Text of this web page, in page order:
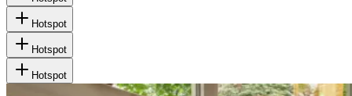
Hotspot
Hotspot
Hotspot